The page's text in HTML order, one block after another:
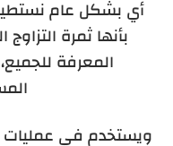
أي بشكل عام نستطيع
بأنها ثمرة التزاوج
المعرفة
ويستخدم في عمليات